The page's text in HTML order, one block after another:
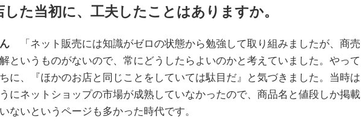
した当初に、工夫したことはありますか。
「ネット販売には知識がゼロの状態から勉強して取り組みましたが、商売
というものがないので、常にどうしたらよいのかと考えていました。やって
に、『ほかのお店と同じことをしていては駄目だ』と気づきました。当時は
にネットショップの市場が成熟していなかったので、商品名と値段しか掲載
ないというページも多かった時代です。